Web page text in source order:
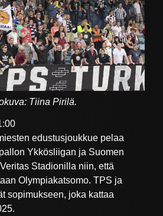
Tiina Pirilä.
edustusjoukkue pelaa
Ykkösliigan ja Suomen
Stadionilla niin, että
Olympiakatsomo. TPS ja
sopimukseen, joka kattaa